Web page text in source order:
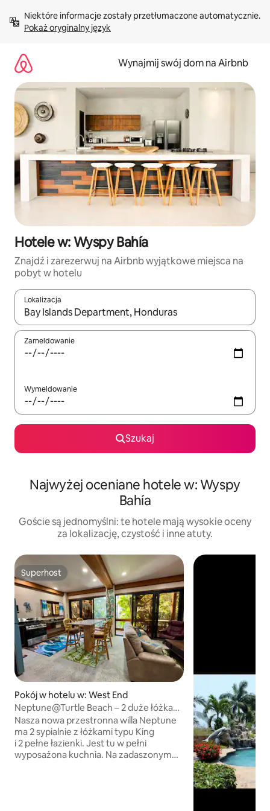
treści Pokaż oryginalny język
Wynajmij swój dom na Airbnb
Hotele w: Wyspy Bahía
Znajdź i zarezerwuj na Airbnb wyjątkowe miejsca na
pobyt w hotelu
Lokalizacja
Gdy wyniki będą dostępne, możesz poruszać się po nich za
Zameldowanie
Wymeldowanie
Szukaj
Najwyżej oceniane hotele w: Wyspy
Bahía
Goście są jednomyślni: te hotele mają wysokie oceny
za lokalizację, czystość i inne atuty.
Superhost
Superhost
Pokój w hotelu w: West End
Neptune@Turtle Beach – 2 duże łóżka
(king), 2 łazienki, widok na ocean
Nasza nowa przestronna willa Neptune
ma 2 sypialnie z łóżkami typu King
i 2 pełne łazienki. Jest tu w pełni
wyposażona kuchnia. Na zadaszonym